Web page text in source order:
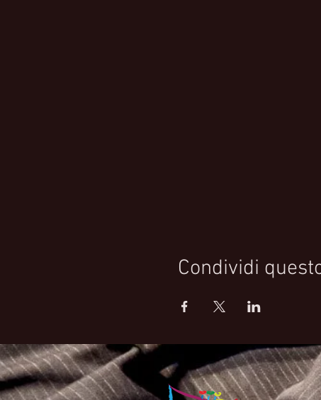
Condividi